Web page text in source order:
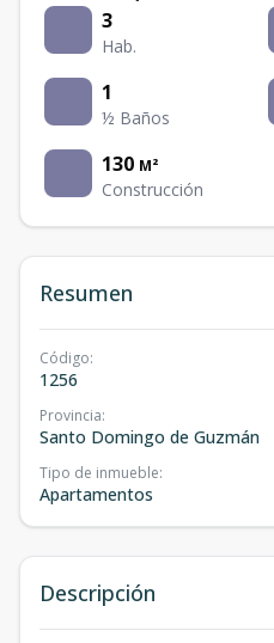
3
Hab.
1
½ Baños
130 M²
Construcción
Resumen
Código:
1256
Provincia:
Santo Domingo de Guzmán
Tipo de inmueble:
Apartamentos
Descripción